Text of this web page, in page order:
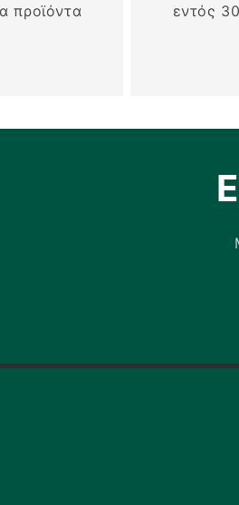
προϊόντα εντός